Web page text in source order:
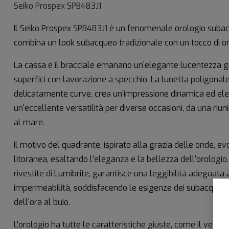
Seiko Prospex SPB483J1
Il Seiko Prospex SPB483J1 è un fenomenale orologio
combina un look subacqueo tradizionale con un tocco di
La cassa e il bracciale emanano un'elegante lucentezza
superfici con lavorazione a specchio. La lunetta
delicatamente curve, crea un'impressione dinamica ed
un'eccellente versatilità per diverse occasioni, da una
al mare.
Il motivo del quadrante, ispirato alla grazia delle onde,
litoranea, esaltando l'eleganza e la bellezza
rivestite di Lumibrite, garantisce una leggibilità adeguata
impermeabilità, soddisfacendo le esigenze dei subacquei
dell'ora al buio.
L'orologio ha tutte le caratteristiche giuste, come il vetro